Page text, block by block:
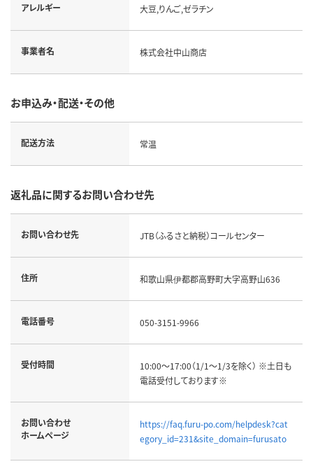
アレルギー 大豆,りんご,ゼラチン
事業者名 株式会社中山商店
お申込み・配送・その他
配送方法 常温
返礼品に関するお問い合わせ先
お問い合わせ先 JTB（ふるさと納税）コールセンター
住所 和歌山県伊都郡高野町大字高野山636
電話番号 050-3151-9966
受付時間
10:00～17:00（1/1～1/3を除く） ※土日も
電話受付しております※
お問い合わせ
ホームページ
https://faq.furu-po.com/helpdesk?cat
egory_id=231&site_domain=furusato